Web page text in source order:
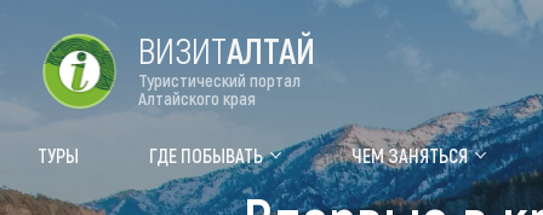
ВИЗИТАЛТАЙ
Туристический портал
Алтайского края
ТУРЫ ГДЕ ПОБЫВАТЬ ЧЕМ ЗАНЯТЬСЯ